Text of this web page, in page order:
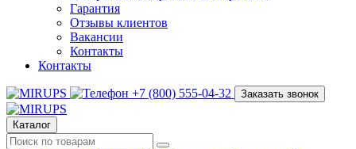
Гарантия
Отзывы клиентов
Вакансии
Контакты
Контакты
+7 (800) 555-04-32 Заказать звонок
Каталог